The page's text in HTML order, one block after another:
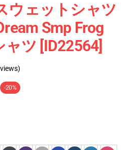
ウェットシャツ
Smp Frog
ツ [ID22564]
-20%